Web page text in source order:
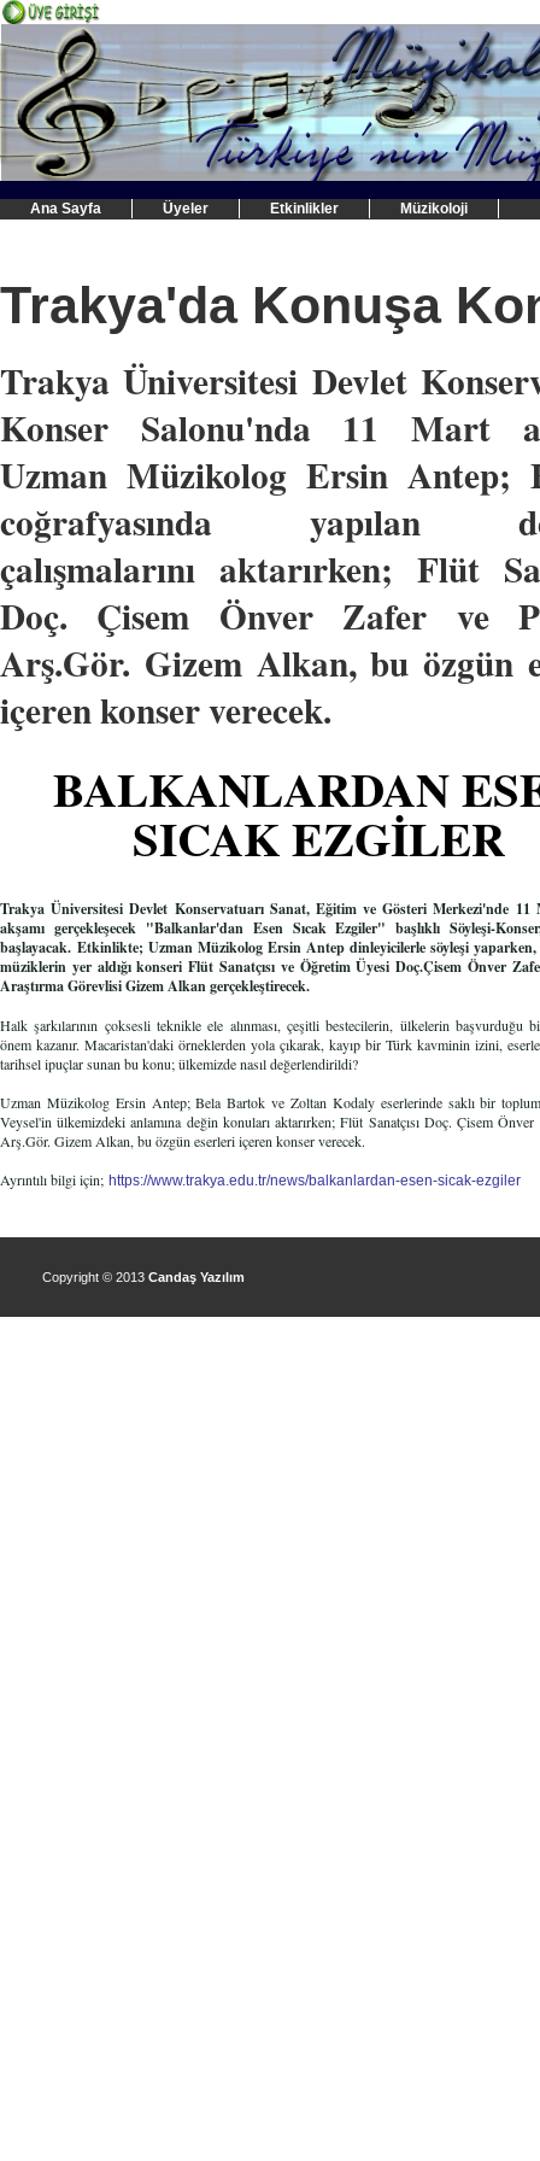
Ana Sayfa Üyeler Etkinlikler Müzikoloji
Trakya'da Konuşa
Trakya Üniversitesi Devlet
Konser Salonu'nda 11 Mart
Uzman Müzikolog Ersin Antep;
coğrafyasında yapılan
çalışmalarını aktarırken; Flüt
Doç. Çisem Önver Zafer ve
Arş.Gör. Gizem Alkan, bu özgün
içeren konser verecek.
BALKANLARDAN
SICAK EZGİLER
Trakya Üniversitesi Devlet Konservatuarı Sanat, Eğitim ve Gösteri Merkezi'nde 11
akşamı gerçekleşecek "Balkanlar'dan Esen Sıcak Ezgiler" başlıklı Söyleşi-
başlayacak. Etkinlikte; Uzman Müzikolog Ersin Antep dinleyicilerle söyleşi
müziklerin yer aldığı konseri Flüt Sanatçısı ve Öğretim Üyesi Doç.Çisem Önver
Araştırma Görevlisi Gizem Alkan gerçekleştirecek.
Halk şarkılarının çoksesli teknikle ele alınması, çeşitli bestecilerin, ülkelerin başvurduğu
önem kazanır. Macaristan'daki örneklerden yola çıkarak, kayıp bir Türk kavminin izini,
tarihsel ipuçlar sunan bu konu; ülkemizde nasıl değerlendirildi?
Uzman Müzikolog Ersin Antep; Bela Bartok ve Zoltan Kodaly eserlerinde saklı bir
Veysel'in ülkemizdeki anlamına değin konuları aktarırken; Flüt Sanatçısı Doç. Çisem
Arş.Gör. Gizem Alkan, bu özgün eserleri içeren konser verecek.
Ayrıntılı bilgi için; https://www.trakya.edu.tr/news/balkanlardan-esen-sicak-ezgiler
Copyright © 2013 Candaş Yazılım